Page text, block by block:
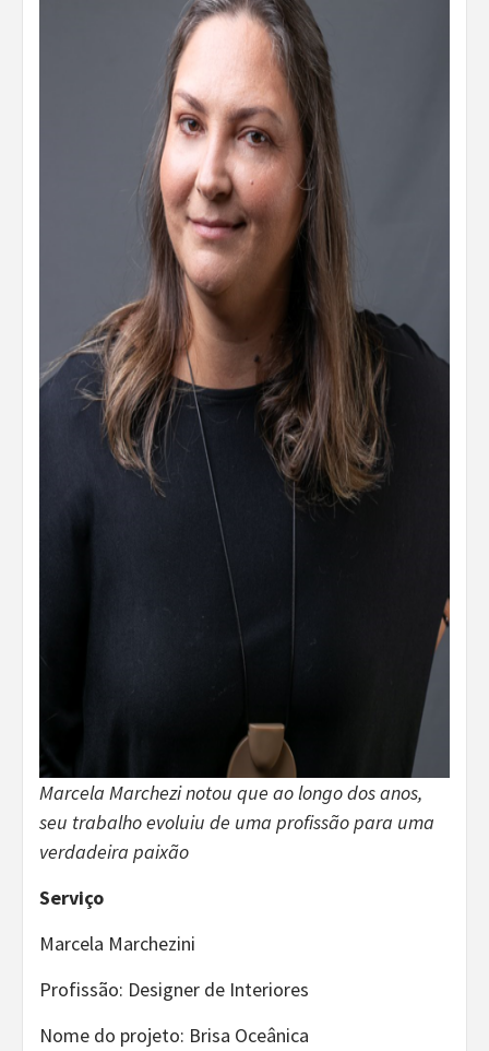
Marcela Marchezi notou que ao longo dos anos,
seu trabalho evoluiu de uma profissão para uma
verdadeira paixão
Serviço
Marcela Marchezini
Profissão: Designer de Interiores
Nome do projeto: Brisa Oceânica